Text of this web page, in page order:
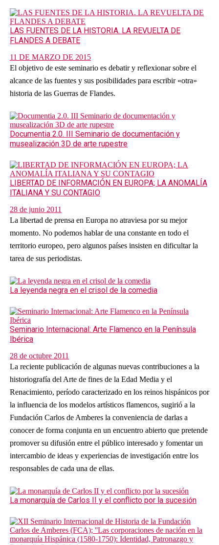
LAS FUENTES DE LA HISTORIA. LA REVUELTA DE
FLANDES A DEBATE
11 DE MARZO DE 2015
El objetivo de este seminario es debatir y reflexionar sobre el
alcance de las fuentes y sus posibilidades para escribir «otra»
historia de las Guerras de Flandes.
Documentia 2.0. III Seminario de documentación y
musealización 3D de arte rupestre
LIBERTAD DE INFORMACIÓN EN EUROPA; LA ANOMALÍA
ITALIANA Y SU CONTAGIO
28 de junio 2011
La libertad de prensa en Europa no atraviesa por su mejor
momento. No podemos hablar de una constante en todo el
territorio europeo, pero algunos países insisten en dificultar la
tarea de sus periodistas.
La leyenda negra en el crisol de la comedia
Seminario Internacional: Arte Flamenco en la Península
Ibérica
28 de octubre 2011
La reciente publicación de algunas nuevas contribuciones a la
historiografía del Arte de fines de la Edad Media y el
Renacimiento, período caracterizado en los reinos hispánicos por
la influencia de los modelos artísticos flamencos, sugirió a la
Fundación Carlos de Amberes la conveniencia de darlas a
conocer de forma conjunta en un encuentro abierto que pretende
promover su difusión entre el público interesado y fomentar un
intercambio de ideas y experiencias de investigación entre los
responsables de cada una de ellas.
La monarquía de Carlos II y el conflicto por la sucesión